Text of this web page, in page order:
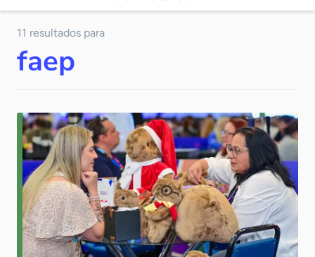
Sebrae
chave
11 resultados para
faep